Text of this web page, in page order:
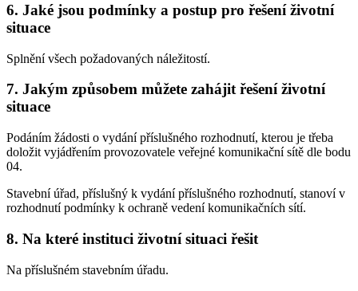
6. Jaké jsou podmínky a postup pro řešení životní
situace
Splnění všech požadovaných náležitostí.
7. Jakým způsobem můžete zahájit řešení životní
situace
Podáním žádosti o vydání příslušného rozhodnutí, kterou je třeba
doložit vyjádřením provozovatele veřejné komunikační sítě dle bodu
04.
Stavební úřad, příslušný k vydání příslušného rozhodnutí, stanoví v
rozhodnutí podmínky k ochraně vedení komunikačních sítí.
8. Na které instituci životní situaci řešit
Na příslušném stavebním úřadu.